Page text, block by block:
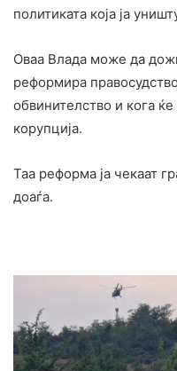
политиката која ја
Оваа Влада може да
реформира
обвинителство и кога
корупција.
Таа реформа ја чекаат
доаѓа.